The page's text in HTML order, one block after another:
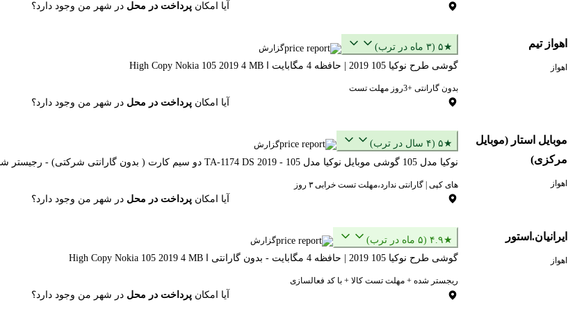
آیا امکانپرداخت در محل در شهر من وجود دارد؟
اهواز تیم
اهواز
★۵ (۳ ماه در ترب) گزارش
گوشی طرح نوکیا 105 2019 | حافظه 4 مگابایت ا High Copy Nokia 105 2019 4 MB
بدون گارانتی +3روز مهلت تست
آیا امکانپرداخت در محل در شهر من وجود دارد؟
موبایل استار (موبایل
مرکزی)
اهواز
★۵ (۴ سال در ترب) گزارش
نوکیا مدل 105 گوشی موبایل نوکیا مدل 105 - 2019 TA-1174 DS دو سیم‌ کارت ( بدون گارانتی شرکتی) - رجیستر شده با کد فعالسازی ا Noki105 2019
های کپی | گارانتی ندارد،مهلت تست خرابی ۳ روز
آیا امکانپرداخت در محل در شهر من وجود دارد؟
ایرانیان.استور
اهواز
★۴.۹ (۵ ماه در ترب) گزارش
گوشی طرح نوکیا 105 2019 | حافظه 4 مگابایت - بدون گارانتی ا High Copy Nokia 105 2019 4 MB
ریجستر شده + مهلت تست کالا + با کد فعالسازی
آیا امکانپرداخت در محل در شهر من وجود دارد؟